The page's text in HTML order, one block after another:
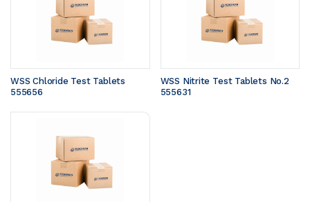
WSS Chloride Test Tablets
555656
WSS Nitrite Test Tablets No.2
555631